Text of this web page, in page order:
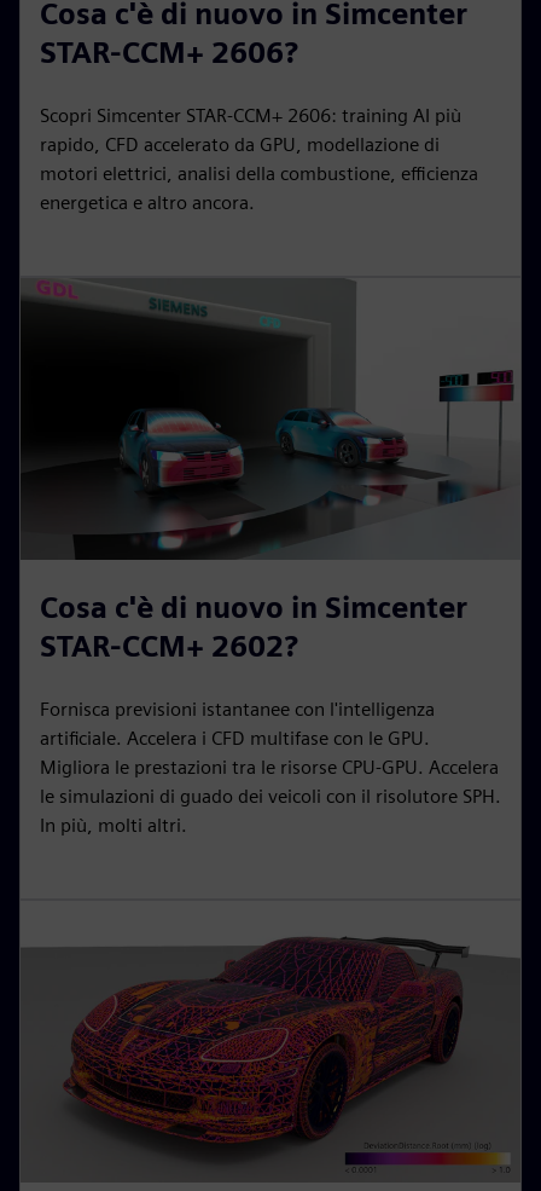
Cosa c'è di nuovo in Simcenter
STAR-CCM+ 2606?
Scopri Simcenter STAR-CCM+ 2606: training AI più
rapido, CFD accelerato da GPU, modellazione di
motori elettrici, analisi della combustione, efficienza
energetica e altro ancora.
Cosa c'è di nuovo in Simcenter
STAR-CCM+ 2602?
Fornisca previsioni istantanee con l'intelligenza
artificiale. Accelera i CFD multifase con le GPU.
Migliora le prestazioni tra le risorse CPU-GPU. Accelera
le simulazioni di guado dei veicoli con il risolutore SPH.
In più, molti altri.